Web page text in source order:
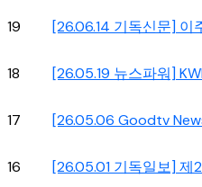
19 [26.06.14 기독신문] 이
18 [26.05.19 뉴스파워]
17 [26.05.06 Goodtv
16 [26.05.01 기독일보] 제